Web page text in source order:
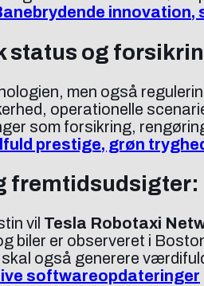
status og
men også
operationelle
som forsikring,
prestige, grøn
fremtidsudsigter:
vil Tesla Robotaxi
biler er observeret i
også generere
softwareopdateringer